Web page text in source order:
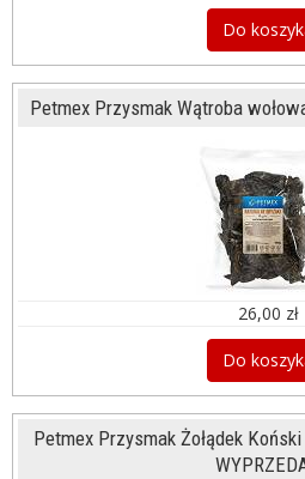
Do
Petmex Przysmak Wątroba
26,00 zł
Do
Petmex Przysmak Żołądek